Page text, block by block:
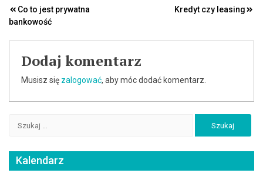
Nawigacja
wpisu
Co to jest prywatna
bankowość
Kredyt czy leasing
Dodaj komentarz
Musisz się zalogować, aby móc dodać komentarz.
Kalendarz